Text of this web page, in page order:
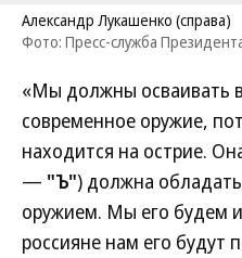
Александр Лукашенко (справа)
Фото: Пресс-служба
«Мы должны осваивать
современное оружие,
находится на острие.
— "Ъ") должна
оружием. Мы его будем
россияне нам его будут